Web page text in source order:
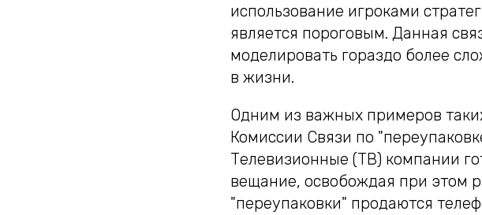
использование игроками
является пороговым. Данная
моделировать гораздо более
в жизни.
Одним из важных примеров
Комиссии Связи по
Телевизионные (ТВ) компании
вещание, освобождая при этом
"переупаковки" продаются